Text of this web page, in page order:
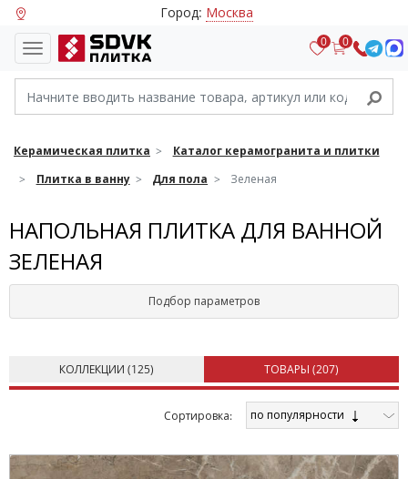
Город: Москва
0 0
Керамическая плитка
Каталог керамогранита и плитки
Плитка в ванну
Для пола Зеленая
НАПОЛЬНАЯ ПЛИТКА ДЛЯ ВАННОЙ
ЗЕЛЕНАЯ
Подбор параметров
КОЛЛЕКЦИИ (125) ТОВАРЫ (207)
Cортировка: по популярности